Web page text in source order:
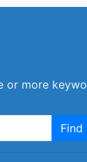
or more